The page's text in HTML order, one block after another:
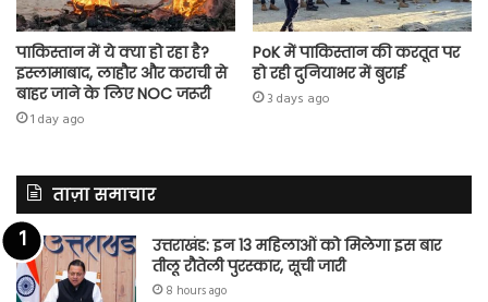
पाकिस्तान में ये क्या हो रहा है?
इस्लामाबाद, लाहौर और कराची से
बाहर जाने के लिए NOC जरूरी
1 day ago
PoK में पाकिस्तान की करतूत पर
हो रही दुनियाभर में बुराई
3 days ago
ताज़ा समाचार
उत्तराखंड: इन 13 महिलाओं को मिलेगा इस बार
तीलू रौतेली पुरस्कार, सूची जारी
8 hours ago